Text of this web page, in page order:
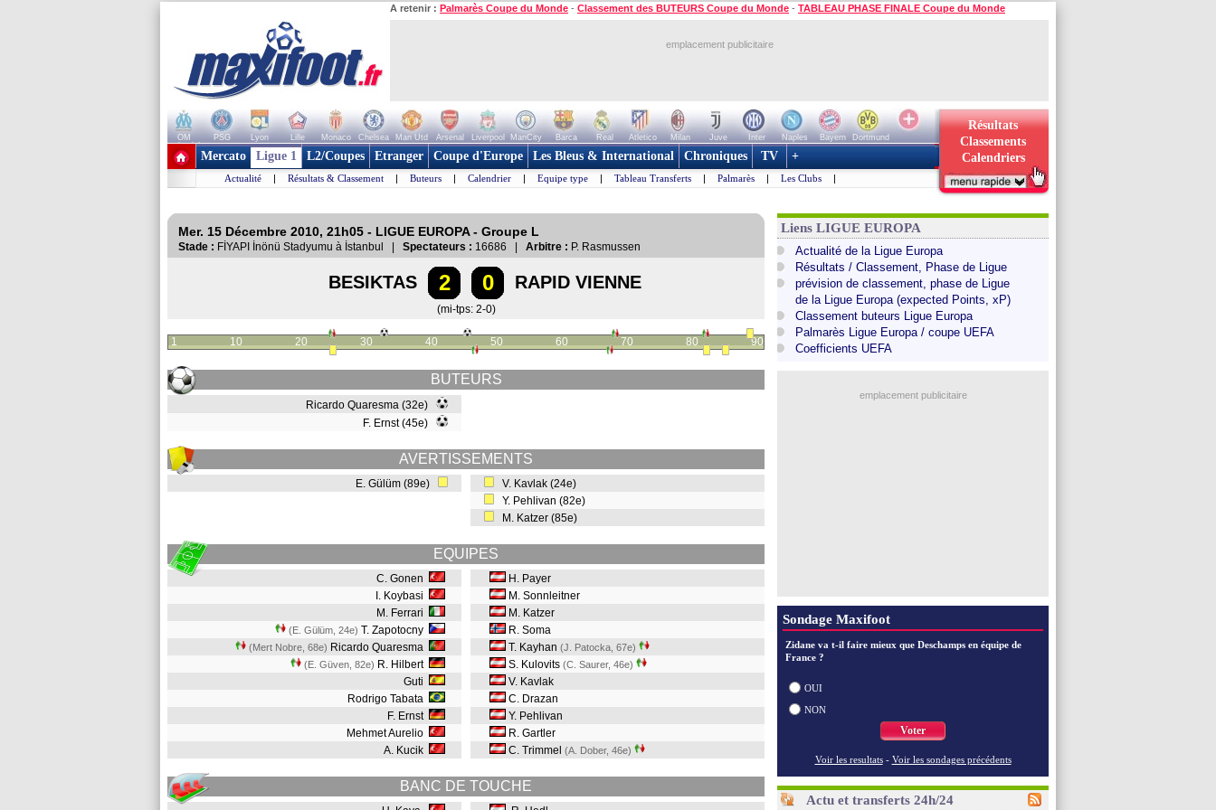
A retenir : Palmarès Coupe du Monde - Classement des BUTEURS Coupe du Monde - TABLEAU PHASE FINALE Coupe du Monde
emplacement publicitaire
OM PSG Lyon Lille Monaco Chelsea Man Utd Arsenal Liverpool ManCity Barca Real Atletico Milan Juve Inter Naples Bayern
Dortmund
+ de clubs
Résultats
Classements
Calendriers
Mercato Ligue 1 L2/Coupes Etranger Coupe d'Europe Les Bleus & International Chroniques TV +
Actualité | Résultats & Classement | Buteurs | Calendrier | Equipe type | Tableau Transferts | Palmarès | Les Clubs |
Mer. 15 Décembre 2010, 21h05 - LIGUE EUROPA - Groupe L
Stade : FİYAPI İnönü Stadyumu à İstanbul | Spectateurs : 16686 | Arbitre : P. Rasmussen
BESIKTAS 2 0 RAPID VIENNE
(mi-tps: 2-0)
1 10 20 30 40 50 60 70 80 90
BUTEURS
Ricardo Quaresma (32e)
F. Ernst (45e)
AVERTISSEMENTS
E. Gülüm (89e)
V. Kavlak (24e)
Y. Pehlivan (82e)
M. Katzer (85e)
EQUIPES
C. Gonen
I. Koybasi
M. Ferrari
(E. Gülüm, 24e) T. Zapotocny
(Mert Nobre, 68e) Ricardo Quaresma
(E. Güven, 82e) R. Hilbert
Guti
Rodrigo Tabata
F. Ernst
Mehmet Aurelio
A. Kucik
H. Payer
M. Sonnleitner
M. Katzer
R. Soma
T. Kayhan (J. Patocka, 67e)
S. Kulovits (C. Saurer, 46e)
V. Kavlak
C. Drazan
Y. Pehlivan
R. Gartler
C. Trimmel (A. Dober, 46e)
BANC DE TOUCHE
Liens LIGUE EUROPA
Actualité de la Ligue Europa
Résultats / Classement, Phase de Ligue
prévision de classement, phase de Ligue
de la Ligue Europa (expected Points, xP)
Classement buteurs Ligue Europa
Palmarès Ligue Europa / coupe UEFA
Coefficients UEFA
emplacement publicitaire
Sondage Maxifoot
Zidane va t-il faire mieux que Deschamps en équipe de
France ?
OUI
NON
Voter
Voir les resultats - Voir les sondages précédents
Actu et transferts 24h/24